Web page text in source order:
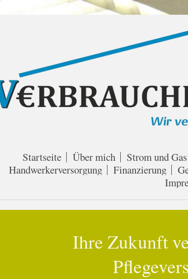
Startseite Über mich Strom und Gas
Handwerkerversorgung
Finanzierung
Ihre Zukunft